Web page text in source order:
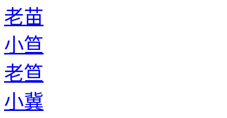
老苗
小笪
老笪
小冀